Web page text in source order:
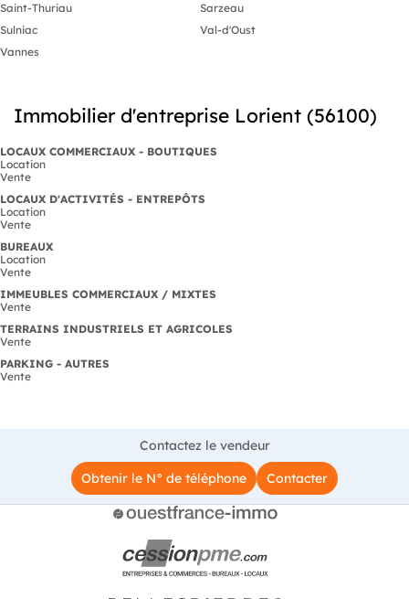
Saint-Thuriau
Sarzeau
Sulniac
Val-d'Oust
Vannes
Immobilier d'entreprise Lorient (56100)
LOCAUX COMMERCIAUX - BOUTIQUES
Location
Vente
LOCAUX D'ACTIVITÉS - ENTREPÔTS
Location
Vente
BUREAUX
Location
Vente
IMMEUBLES COMMERCIAUX / MIXTES
Vente
TERRAINS INDUSTRIELS ET AGRICOLES
Vente
PARKING - AUTRES
Vente
Contactez le vendeur
Obtenir le N° de téléphone
Contacter